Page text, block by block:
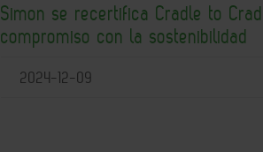
Simon se recertifica Cradle to
compromiso con la sostenibilidad
2024-12-09